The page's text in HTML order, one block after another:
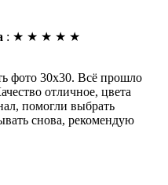
: ★ ★ ★ ★ ★
фото 30х30. Всё прошло
отличное, цвета
помогли выбрать
снова, рекомендую